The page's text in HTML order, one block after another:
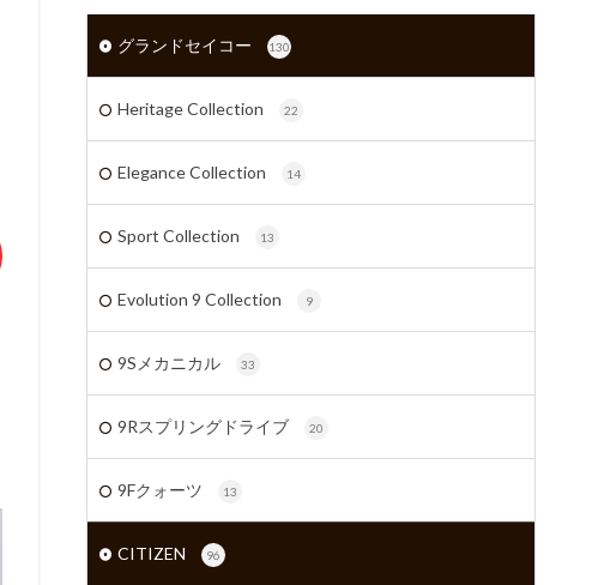
グランドセイコー 130
Heritage Collection 22
Elegance Collection 14
Sport Collection 13
Evolution 9 Collection 9
9Sメカニカル 33
9Rスプリングドライブ 20
9Fクォーツ 13
CITIZEN 96